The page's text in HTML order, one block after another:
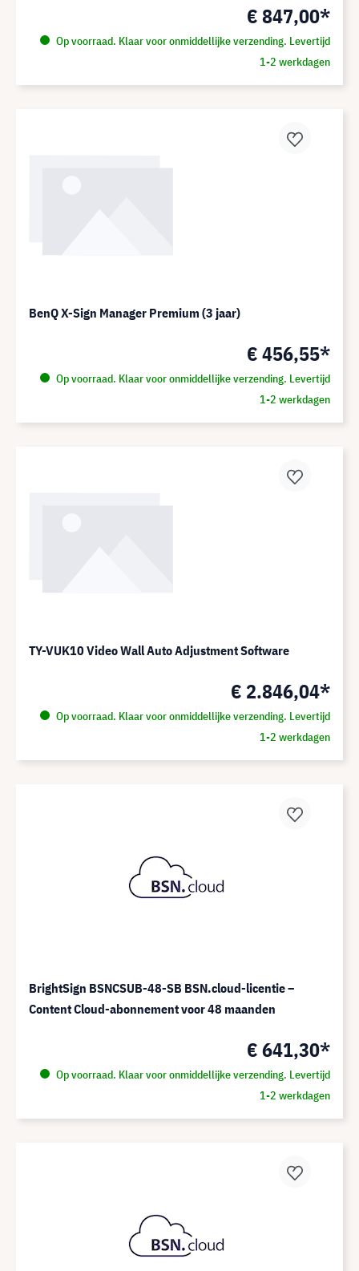
€ 847,00*
Op voorraad. Klaar voor onmiddellijke verzending. Levertijd
1-2 werkdagen
BenQ X-Sign Manager Premium (3 jaar)
€ 456,55*
Op voorraad. Klaar voor onmiddellijke verzending. Levertijd
1-2 werkdagen
TY-VUK10 Video Wall Auto Adjustment Software
€ 2.846,04*
Op voorraad. Klaar voor onmiddellijke verzending. Levertijd
1-2 werkdagen
BrightSign BSNCSUB-48-SB BSN.cloud-licentie –
Content Cloud-abonnement voor 48 maanden
€ 641,30*
Op voorraad. Klaar voor onmiddellijke verzending. Levertijd
1-2 werkdagen